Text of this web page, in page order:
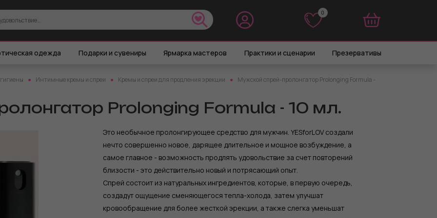
0
одежда Подарки и сувениры Ярмарка мастеров Практики и сценарии Презервативы
Интимные кремы и спреи Кремы и спреи для продления эрекции
Мужской спрей-пролонгатор Prolonging Formula -
Prolonging Formula - 10 мл.
Это необычное пролонгирующее средство для мужчин. YESforLOV создали
нечто совершенно новое, дарящее длительное и мощное возбуждение, а
самое главное - возможность продлять удовольствие за счет повторений
близости - это действительно новый и потрясающий опыт.
Спрей состоит из натуральных ингредиентов, которые, в первую очередь,
создадут ощущение сменяющегося тепла-холода, затем улучшат
кровообращение для более жесткой эрекции, а также слегка уменьшат